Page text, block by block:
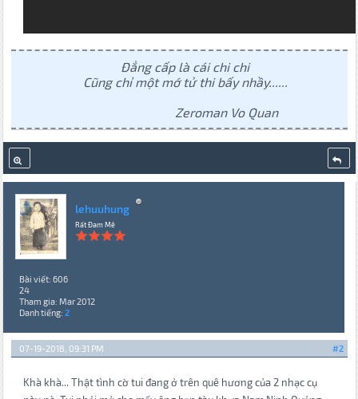
Đẳng cấp là cái chi chi
Cũng chỉ một mớ tử thi bấy nhầy......
Zeroman Vo Quan
lehuuhung
Rất Đam Mê
Bài viết: 606
24
Tham gia: Mar 2012
Danh tiếng: 2
#2
07-19-2018, 09:31 PM
Khà khà... Thật tình cờ tui đang ở trên quê hương của 2 nhạc cụ